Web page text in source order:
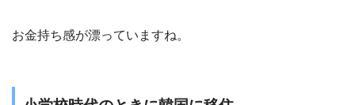
お金持ち感が漂っていますね。